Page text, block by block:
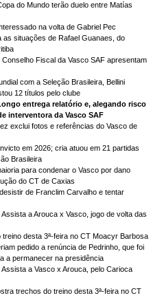
do Mundo terão duelo entre Matías
na volta de Gabriel Pec
situações de Rafael Guanaes, do
Fiscal da Vasco SAF apresentam
com a Seleção Brasileira, Bellini
12 títulos pelo clube
entrega relatório e, alegando risco
interventora da Vasco SAF
exclui fotos e referências do Vasco de
em 2026; cria atuou em 21 partidas
Brasileira
para condenar o Vasco por dano
do CT de Caxias
de Franclim Carvalho e tentar
a Arouca x Vasco, jogo de volta das
desta 3ª-feira no CT Moacyr Barbosa
pedido a renúncia de Pedrinho, que foi
a permanecer na presidência
a Vasco x Arouca, pelo Carioca
trechos do treino desta 3ª-feira no CT